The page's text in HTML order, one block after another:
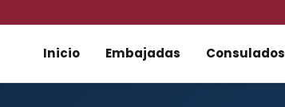
Inicio Embajadas Consulados